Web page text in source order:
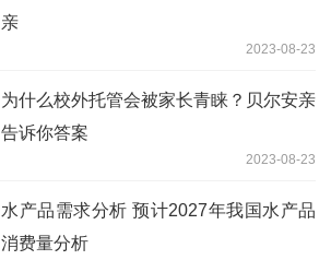
亲
2023-08-23
为什么校外托管会被家长青睐？贝尔安亲
告诉你答案
2023-08-23
水产品需求分析 预计2027年我国水产品
消费量分析